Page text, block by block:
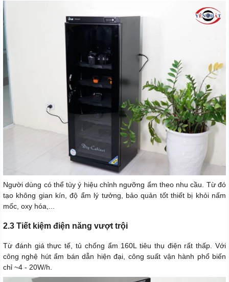
Người dùng có thể tùy ý hiệu chỉnh ngưỡng ẩm theo nhu cầu. Từ đó
tạo không gian kín, độ ẩm lý tưởng, bảo quản tốt thiết bị khỏi nấm
mốc, oxy hóa,...
2.3 Tiết kiệm điện năng vượt trội
Từ đánh giá thực tế, tủ chống ẩm 160L tiêu thụ điện rất thấp. Với
công nghệ hút ẩm bán dẫn hiện đại, công suất vận hành phổ biến
chỉ ~4 - 20W/h.